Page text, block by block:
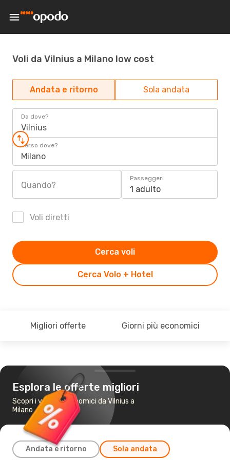
Voli da Vilnius a Milano low cost
Andata e ritorno Sola andata
Da dove?
Vilnius
Verso dove?
Milano
Quando?
Passeggeri
1 adulto
Voli diretti
Cerca Volo + Hotel
Cerca voli
Migliori offerte Giorni più economici
Esplora le offerte migliori
Scopri i voli più economici da Vilnius a
Milano
Andata e ritorno Sola andata